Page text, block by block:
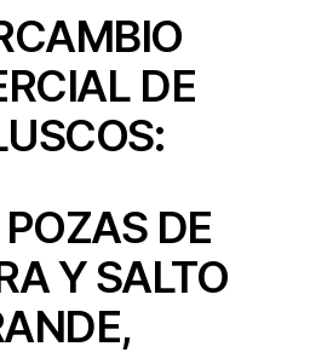
DE
DE
Y SALTO